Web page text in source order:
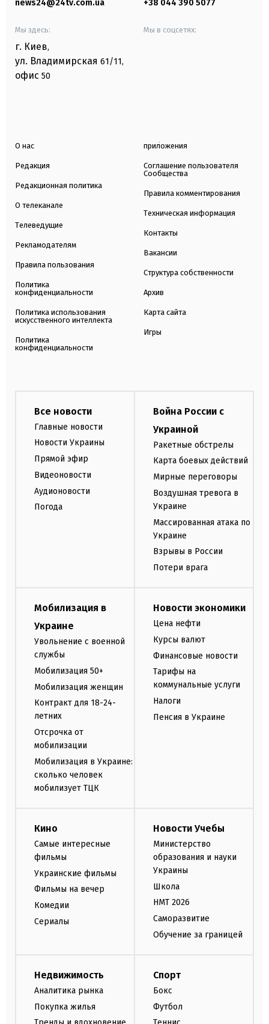
news24@24tv.com.ua +38 044 390 5077
Мы здесь:
г. Киев,
ул. Владимирская 61/11,
офис 50
Мы в соцсетях:
О нас
Редакция
Редакционная политика
О телеканале
Телеведущие
Рекламодателям
Правила пользования
Политика
конфиденциальности
Политика использования
искусственного интеллекта
Политика
конфиденциальности
приложения
Соглашение пользователя
Сообщества
Правила комментирования
Техническая информация
Контакты
Вакансии
Структура собственности
Архив
Карта сайта
Игры
Все новости
Главные новости
Новости Украины
Прямой эфир
Видеоновости
Аудионовости
Погода
Война России с
Украиной
Ракетные обстрелы
Карта боевых действий
Мирные переговоры
Воздушная тревога в
Украине
Массированная атака по
Украине
Взрывы в России
Потери врага
Мобилизация в
Украине
Увольнение с военной
службы
Мобилизация 50+
Мобилизация женщин
Контракт для 18-24-
летних
Отсрочка от
мобилизации
Мобилизация в Украине:
сколько человек
мобилизует ТЦК
Новости экономики
Цена нефти
Курсы валют
Финансовые новости
Тарифы на
коммунальные услуги
Налоги
Пенсия в Украине
Кино
Самые интересные
фильмы
Украинские фильмы
Фильмы на вечер
Комедии
Сериалы
Новости Учебы
Министерство
образования и науки
Украины
Школа
НМТ 2026
Саморазвитие
Обучение за границей
Недвижимость
Аналитика рынка
Покупка жилья
Спорт
Бокс
Футбол